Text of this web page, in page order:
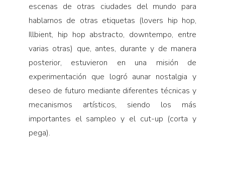
escenas de otras ciudades del mundo para
hablarnos de otras etiquetas (lovers hip hop,
Illbient, hip hop abstracto, downtempo, entre
varias otras) que, antes, durante y de manera
posterior, estuvieron en una misión de
experimentación que logró aunar nostalgia y
deseo de futuro mediante diferentes técnicas y
mecanismos artísticos, siendo los más
importantes el sampleo y el cut-up (corta y
pega).